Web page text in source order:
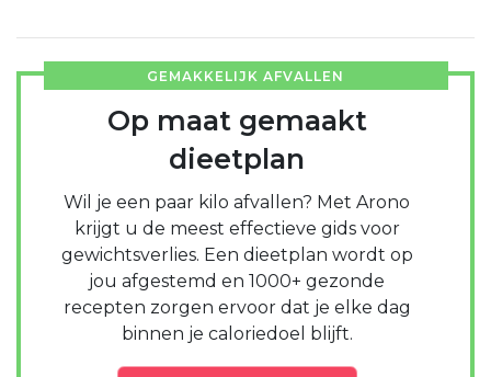
GEMAKKELIJK AFVALLEN
Op maat gemaakt
dieetplan
Wil je een paar kilo afvallen? Met Arono
krijgt u de meest effectieve gids voor
gewichtsverlies. Een dieetplan wordt op
jou afgestemd en 1000+ gezonde
recepten zorgen ervoor dat je elke dag
binnen je caloriedoel blijft.